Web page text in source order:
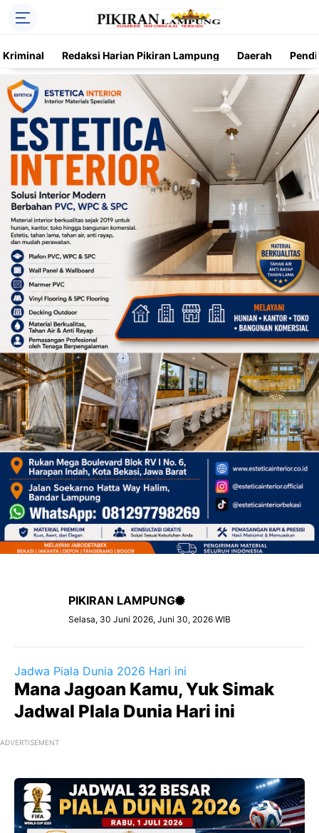
Kriminal Redaksi Harian Pikiran Lampung Daerah
Trending Kriminal Nasional
PIKIRAN LAMPUNG
Selasa, 30 Juni 2026, Juni 30, 2026 WIB
Jadwa Piala Dunia 2026 Hari ini
Mana Jagoan Kamu, Yuk Simak
Jadwal PIala Dunia Hari ini
ADVERTISEMENT